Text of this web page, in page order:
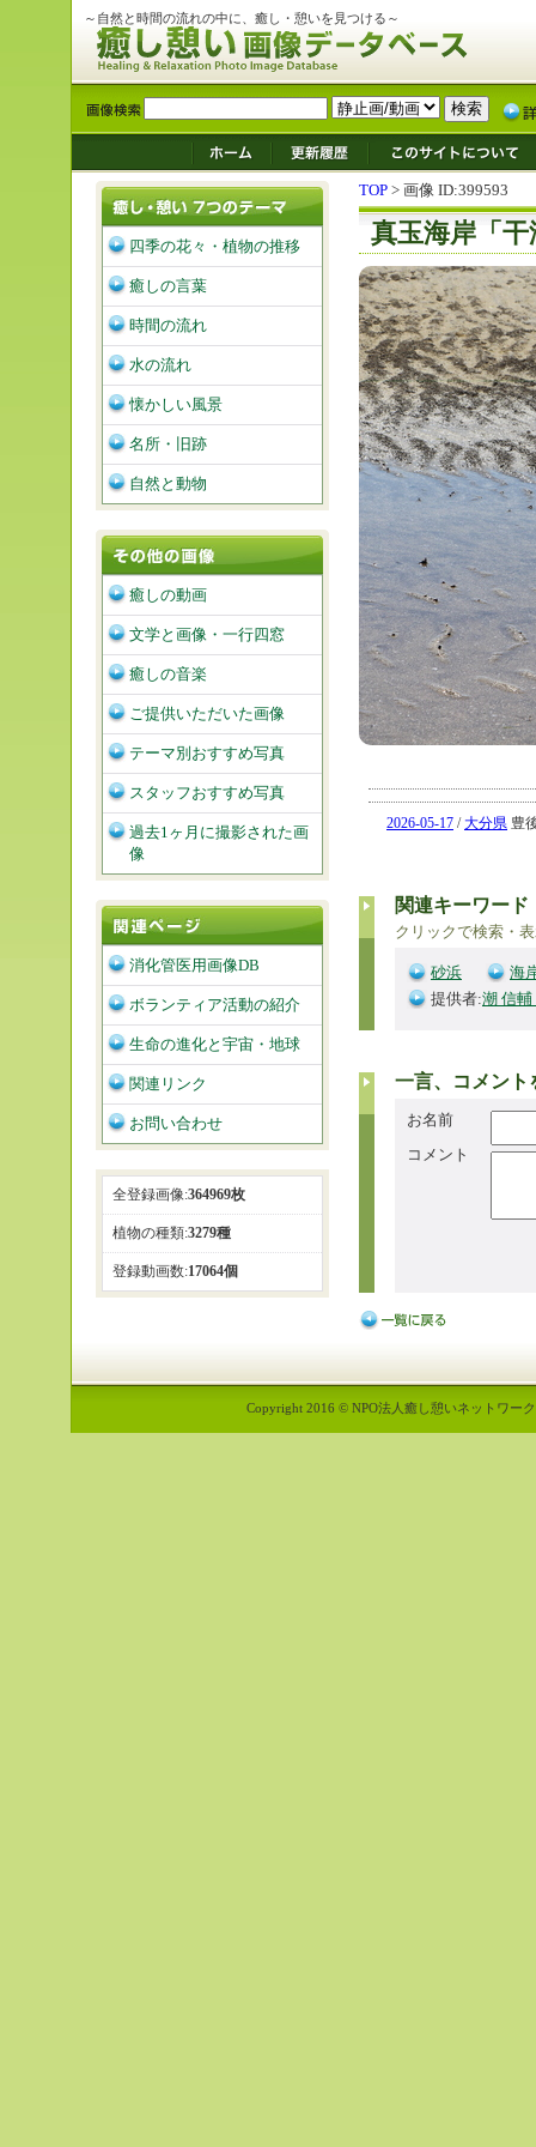
～自然と時間の流れの中に、癒し・憩いを見つける～
TOP > 画像 ID:399593
真玉海岸「
2026-05-17 /大分県 豊
関連キーワード
クリックで検索・
砂浜
海
提供者:潮 信
一言、コメント
お名前
コメント
四季の花々・植物の推移
癒しの言葉
時間の流れ
水の流れ
懐かしい風景
名所・旧跡
自然と動物
癒しの動画
文学と画像・一行四窓
癒しの音楽
ご提供いただいた画像
テーマ別おすすめ写真
スタッフおすすめ写真
過去1ヶ月に撮影された画
像
消化管医用画像DB
ボランティア活動の紹介
生命の進化と宇宙・地球
関連リンク
お問い合わせ
全登録画像:364969枚
植物の種類:3279種
登録動画数:17064個
Copyright 2016 © NPO法人癒し憩いネットワー